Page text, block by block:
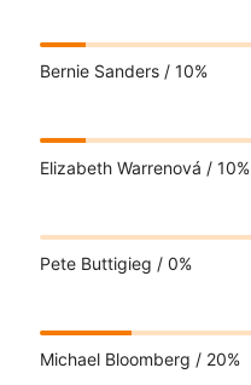
Bernie Sanders / 10%
Elizabeth Warrenová / 10%
Pete Buttigieg / 0%
Michael Bloomberg / 20%